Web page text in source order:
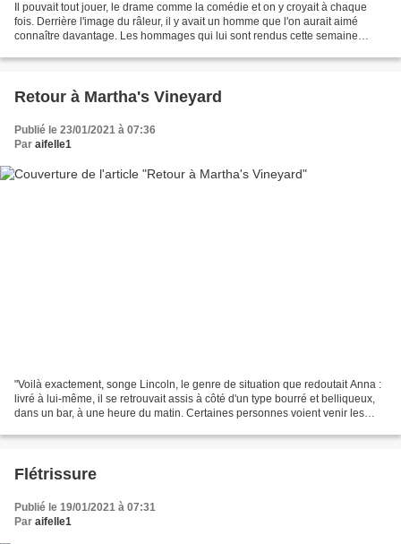
Il pouvait tout jouer, le drame comme la comédie et on y croyait à chaque
fois. Derrière l'image du râleur, il y avait un homme que l'on aurait aimé
connaître davantage. Les hommages qui lui sont rendus cette semaine
Retour à Martha's Vineyard
Publié le 23/01/2021 à 07:36
Par aifelle1
"Voilà exactement, songe Lincoln, le genre de situation que redoutait Anna :
livré à lui-même, il se retrouvait assis à côté d'un type bourré et belliqueux,
dans un bar, à une heure du matin. Certaines personnes voient venir les
Flétrissure
Publié le 19/01/2021 à 07:31
Par aifelle1